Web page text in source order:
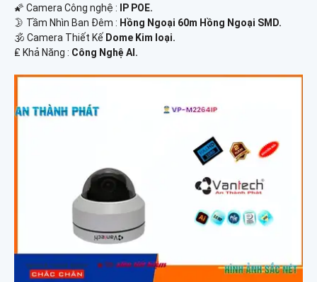
🌠 Camera Công nghệ :
IP POE.
🌛 Tầm Nhìn Ban Đêm : Hồng Ngoại 60m Hồng Ngoại SMD.
🕉️ Camera Thiết Kế Dome Kim loại.
️₤ Khả Năng : Công Nghệ AI.